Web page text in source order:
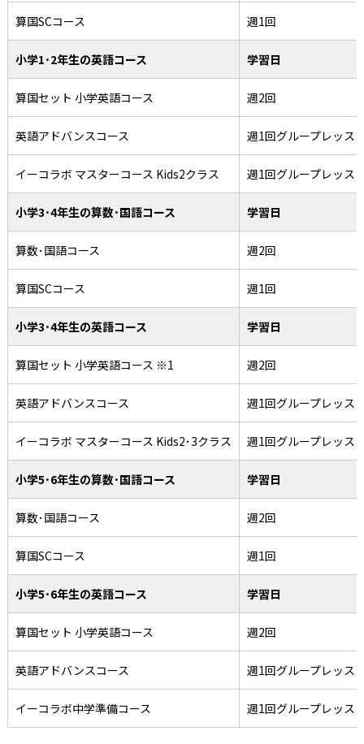
算国SCコース 週1回
小学1･2年生の英語コース 学習日
算国セット 小学英語コース 週2回
英語アドバンスコース 週1回グループレッス
イーコラボ マスターコース Kids2クラス 週1回グループレッス
小学3･4年生の算数･国語コース 学習日
算数･国語コース 週2回
算国SCコース 週1回
小学3･4年生の英語コース 学習日
算国セット 小学英語コース ※1 週2回
英語アドバンスコース 週1回グループレッス
イーコラボ マスターコース Kids2･3クラス 週1回グループレッス
小学5･6年生の算数･国語コース 学習日
算数･国語コース 週2回
算国SCコース 週1回
小学5･6年生の英語コース 学習日
算国セット 小学英語コース 週2回
英語アドバンスコース 週1回グループレッス
イーコラボ中学準備コース 週1回グループレッス